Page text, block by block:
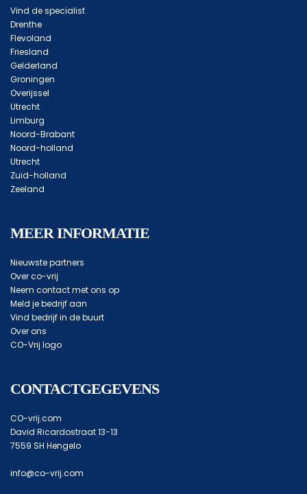
Vind de specialist
Drenthe
Flevoland
Friesland
Gelderland
Groningen
Overijssel
Utrecht
Limburg
Noord-Brabant
Noord-holland
Utrecht
Zuid-holland
Zeeland
MEER INFORMATIE
Nieuwste partners
Over co-vrij
Neem contact met ons op
Meld je bedrijf aan
Vind bedrijf in de buurt
Over ons
CO-Vrij logo
CONTACTGEGEVENS
CO-vrij.com
David Ricardostraat 13-13
7559 SH Hengelo
info@co-vrij.com